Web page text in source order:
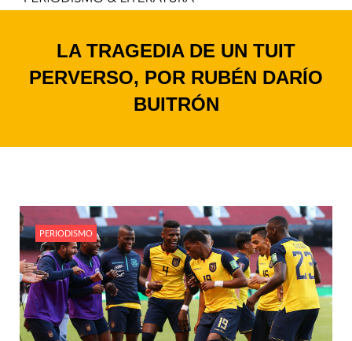
LA TRAGEDIA DE UN TUIT
PERVERSO, POR RUBÉN DARÍO
BUITRÓN
PERIODISMO